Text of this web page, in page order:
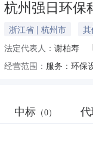
杭州强日环保
浙江省 | 杭州市
法定代表人： 谢柏寿
经营范围：
中标 （0） 代